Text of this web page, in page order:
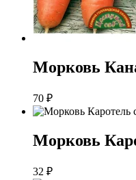
Морковь
70 ₽
Морковь
32 ₽